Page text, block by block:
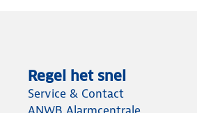
Regel het snel
Service & Contact